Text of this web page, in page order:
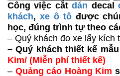
Công việc cắtdán decal
khách, xe ô tô được
học, đúng trình tự theo
– Quý khách đo xe lấy kích
– Quý khách thiết kế
Kim/ (Miễn phí thiết kế)
– Quảng cáo Hoàng Kim